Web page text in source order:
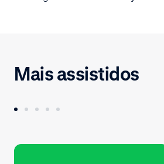
Mais assistidos